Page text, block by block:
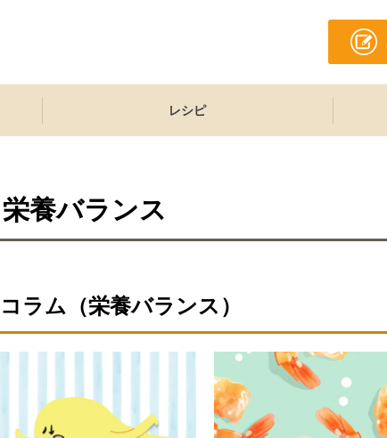
レシピ
栄養バランス
コラム（栄養バランス ）